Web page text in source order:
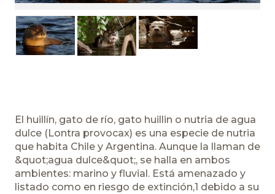
El huillín, gato de río, gato huillin o nutria de agua
dulce (Lontra provocax) es una especie de nutria
que habita Chile y Argentina. Aunque la llaman de
&quot;agua dulce&quot;, se halla en ambos
ambientes: marino y fluvial. Está amenazado y
listado como en riesgo de extinción,1​ debido a su